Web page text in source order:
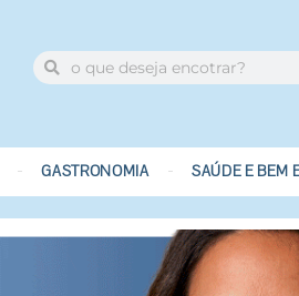
GASTRONOMIA SAÚDE E BEM